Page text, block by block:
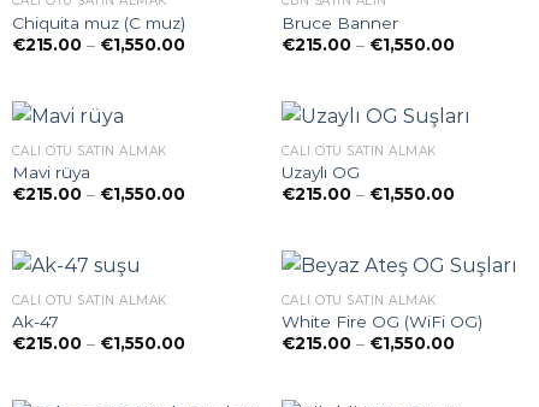
Chiquita muz (C muz)
€215.00 – €1,550.00Preisspanne:
Bruce Banner
€215.00 – €1,550.00
CALI OTU SATIN ALMAK
Mavi rüya
€215.00 – €1,550.00Preisspanne:
CALI OTU SATIN ALMAK
Uzaylı OG
€215.00 – €1,550.00
CALI OTU SATIN ALMAK
Ak-47
€215.00 – €1,550.00Preisspanne:
CALI OTU SATIN ALMAK
White Fire OG (WiFi OG)
€215.00 – €1,550.00